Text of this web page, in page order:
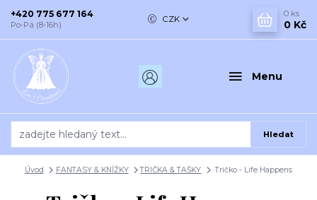
Menu
CZK
Hledat
+420 775 677 164
Po-Pá (8-16h)
0 ks
0 Kč
Úvod FANTASY & KNÍŽKY TRIČKA & TAŠKY Tričko - Life Happens